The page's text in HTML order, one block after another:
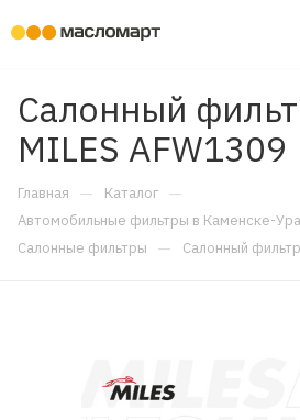
Салонный
MILES AFW1309
Главная — Каталог —
Автомобильные фильтры в Каменске-
Салонные фильтры — Салонный